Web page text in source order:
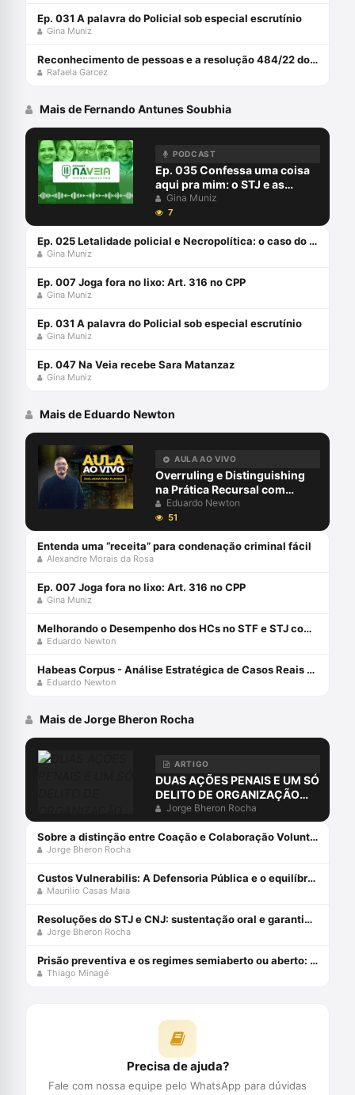
Ep. 031 A palavra do Policial sob especial escrutínio
Gina Muniz
Reconhecimento de pessoas e a resolução 484/22 do CNJ com Rafaela Garcez
Rafaela Garcez
Mais de Fernando Antunes Soubhia
PODCAST
Ep. 035 Confessa uma coisa
aqui pra mim: o STJ e as
confissões informais
Gina Muniz
7
Ep. 025 Letalidade policial e Necropolítica: o caso do Guarujá
Gina Muniz
Ep. 007 Joga fora no lixo: Art. 316 no CPP
Gina Muniz
Ep. 031 A palavra do Policial sob especial escrutínio
Gina Muniz
Ep. 047 Na Veia recebe Sara Matanzaz
Gina Muniz
Mais de Eduardo Newton
AULA AO VIVO
Overruling e Distinguishing
na Prática Recursal com
Eduardo Newton
Eduardo Newton
51
Entenda uma “receita” para condenação criminal fácil
Alexandre Morais da Rosa
Ep. 007 Joga fora no lixo: Art. 316 no CPP
Gina Muniz
Melhorando o Desempenho dos HCs no STF e STJ com Eduardo Newton
Eduardo Newton
Habeas Corpus - Análise Estratégica de Casos Reais com Eduardo Newton
Eduardo Newton
Mais de Jorge Bheron Rocha
ARTIGO
DUAS AÇÕES PENAIS E UM SÓ
DELITO DE ORGANIZAÇÃO
CRIMINOSA?
Jorge Bheron Rocha
Sobre a distinção entre Coação e Colaboração Voluntária no Crime Organizado
Jorge Bheron Rocha
Custos Vulnerabilis: A Defensoria Pública e o equilíbrio nas relações político-jurídicas dos vulneráveis Capa dura 1 janeiro 2019
Maurilio Casas Maia
Resoluções do STJ e CNJ: sustentação oral e garantias constitucionais no processo penal
Jorge Bheron Rocha
Prisão preventiva e os regimes semiaberto ou aberto: uma incompatibilidade sistêmica
Thiago Minagé
Precisa de ajuda?
Fale com nossa equipe pelo WhatsApp para dúvidas